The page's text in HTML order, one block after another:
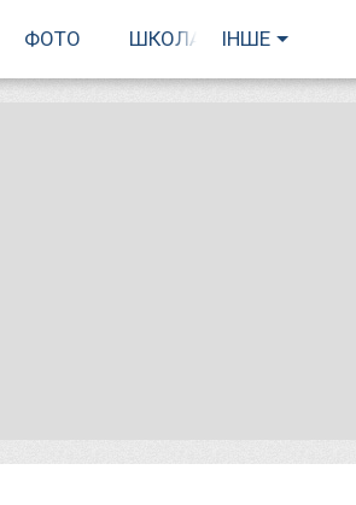
ФОТО ШКОЛА БІГУ
ІНШЕ